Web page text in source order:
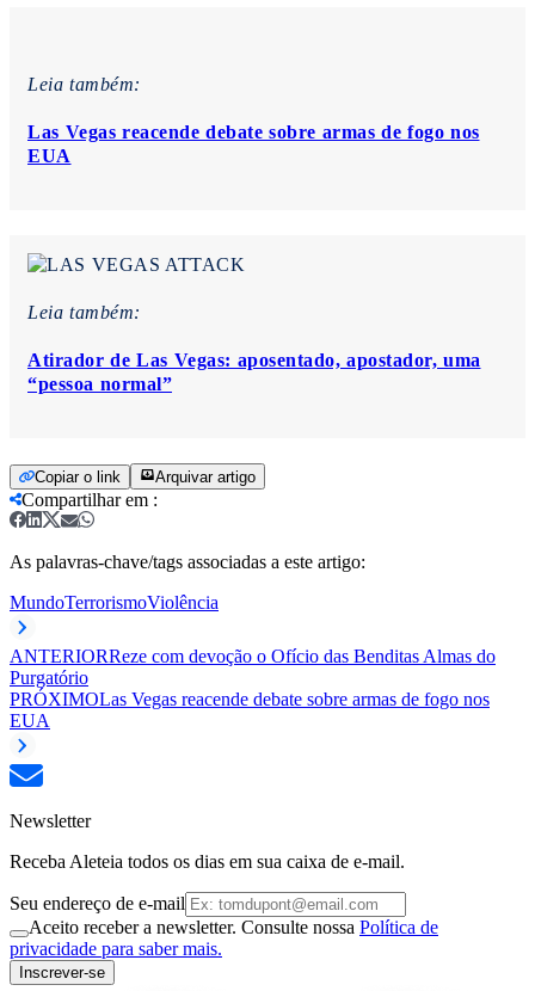
Leia também:
Las Vegas reacende debate sobre armas de fogo nos
EUA
Leia também:
Atirador de Las Vegas: aposentado, apostador, uma
“pessoa normal”
Copiar o link Arquivar artigo
Compartilhar em :
As palavras-chave/tags associadas a este artigo:
MundoTerrorismoViolência
ANTERIORReze com devoção o Ofício das Benditas Almas do
Purgatório
PRÓXIMOLas Vegas reacende debate sobre armas de fogo nos
EUA
Newsletter
Receba Aleteia todos os dias em sua caixa de e-mail.
Seu endereço de e-mail
Aceito receber a newsletter. Consulte nossa Política de
privacidade para saber mais.
Inscrever-se